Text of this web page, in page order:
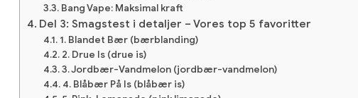
Bang Vape: Maksimal kraft
Del 3: Smagstest i detaljer – Vores top 5 favoritter
1. Blandet Bær (bærblanding)
2. Drue Is (drue is)
3. Jordbær-Vandmelon (jordbær-vandmelon)
4. Blåbær På Is (blåbær is)